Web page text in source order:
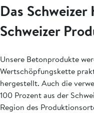
Das
Schweizer
Unsere Betonprodukte
Wertschöpfungskette
hergestellt. Auch die
100 Prozent aus der
Region des